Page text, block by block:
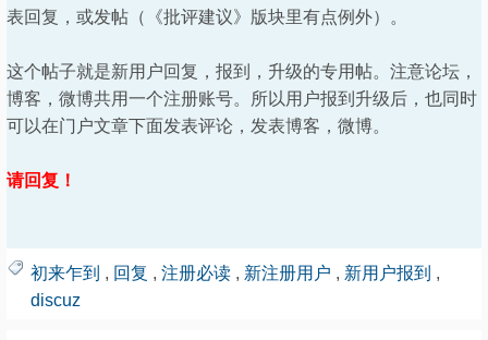
表回复，或发帖（《批评建议》版块里有点例外）。
这个帖子就是新用户回复，报到，升级的专用帖。注意论坛，
博客，微博共用一个注册账号。所以用户报到升级后，也同时
可以在门户文章下面发表评论，发表博客，微博。
请回复！
初来乍到 , 回复 , 注册必读 , 新注册用户 , 新用户报到 ,
discuz